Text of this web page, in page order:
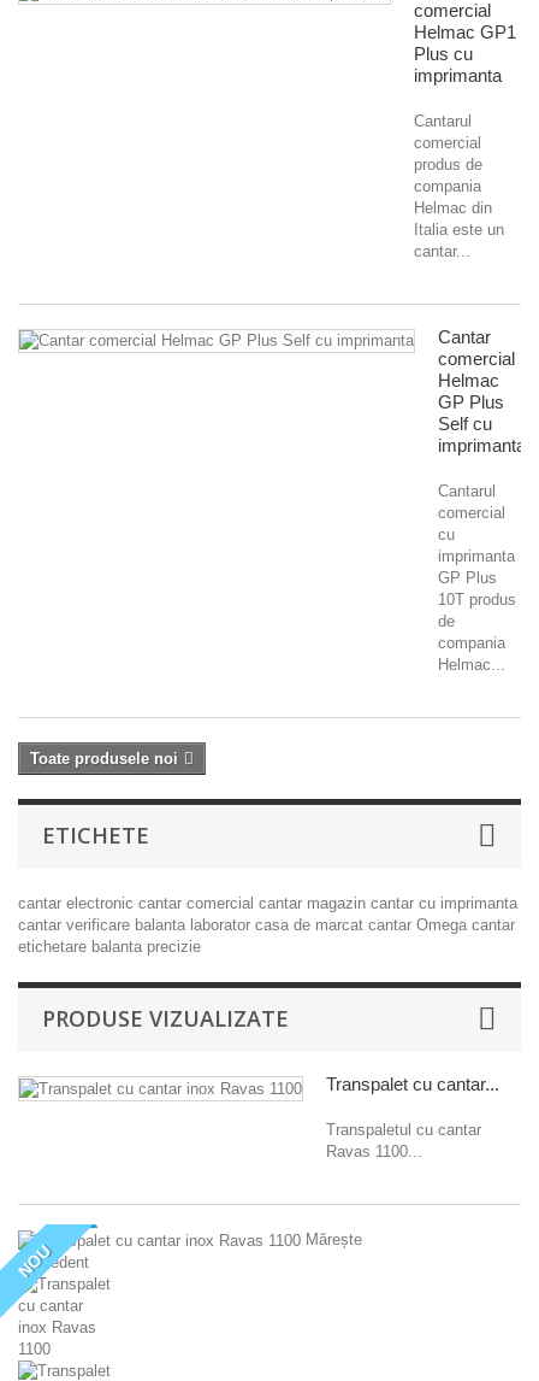
comercial
Helmac GP1
Plus cu
imprimanta
Cantarul
comercial
produs de
compania
Helmac din
Italia este un
cantar...
Cantar
comercial
Helmac
GP Plus
Self cu
imprimanta
Cantarul
comercial
cu
imprimanta
GP Plus
10T produs
de
compania
Helmac...
Toate produsele noi
ETICHETE
cantar electronic cantar comercial cantar magazin cantar cu imprimanta
cantar verificare balanta laborator casa de marcat cantar Omega cantar
etichetare balanta precizie
PRODUSE VIZUALIZATE
Transpalet cu cantar...
Transpaletul cu cantar
Ravas 1100...
NOU
Mărește
Precedent